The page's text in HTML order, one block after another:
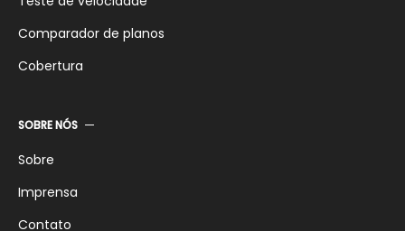
Comparador de planos
Cobertura
SOBRE NÓS
Sobre
Imprensa
Contato